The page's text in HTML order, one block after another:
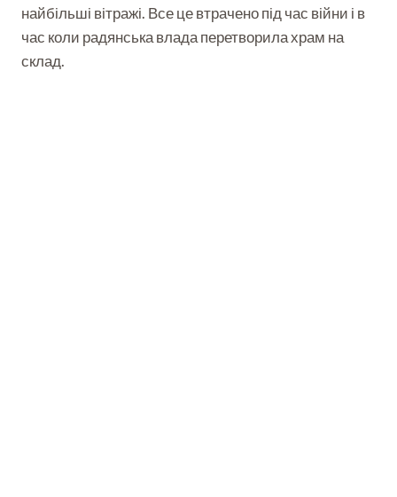
найбільші вітражі. Все це втрачено під час війни і в
час коли радянська влада перетворила храм на
склад.